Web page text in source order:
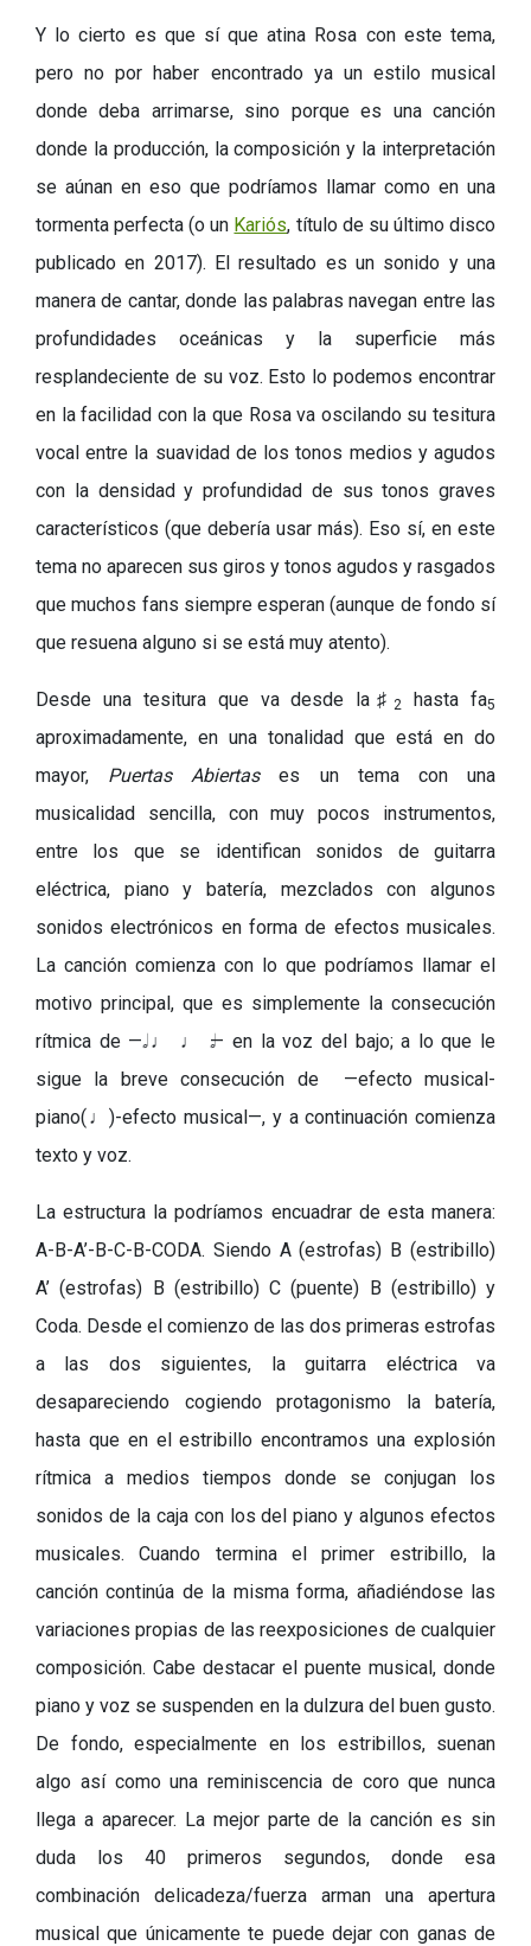
Y lo cierto es que sí que atina Rosa con este tema,
pero no por haber encontrado ya un estilo musical
donde deba arrimarse, sino porque es una canción
donde la producción, la composición y la interpretación
se aúnan en eso que podríamos llamar como en una
tormenta perfecta (o un Kariós, título de su último disco
publicado en 2017). El resultado es un sonido y una
manera de cantar, donde las palabras navegan entre las
profundidades oceánicas y la superficie más
resplandeciente de su voz. Esto lo podemos encontrar
en la facilidad con la que Rosa va oscilando su tesitura
vocal entre la suavidad de los tonos medios y agudos
con la densidad y profundidad de sus tonos graves
característicos (que debería usar más). Eso sí, en este
tema no aparecen sus giros y tonos agudos y rasgados
que muchos fans siempre esperan (aunque de fondo sí
que resuena alguno si se está muy atento).
Desde una tesitura que va desde la♯ 2 hasta fa5
aproximadamente, en una tonalidad que está en do
mayor, Puertas Abiertases un tema con una
musicalidad sencilla, con muy pocos instrumentos,
entre los que se identifican sonidos de guitarra
eléctrica, piano y batería, mezclados con algunos
sonidos electrónicos en forma de efectos musicales.
La canción comienza con lo que podríamos llamar el
motivo principal, que es simplemente la consecución
rítmica de — ♩ ♩ — en la voz del bajo; a lo que le
sigue la breve consecución de —efecto musical-
piano(♩)-efecto musical—, y a continuación comienza
texto y voz.
La estructura la podríamos encuadrar de esta manera:
A-B-A’-B-C-B-CODA. Siendo A (estrofas) B (estribillo)
A’ (estrofas) B (estribillo) C (puente) B (estribillo) y
Coda. Desde el comienzo de las dos primeras estrofas
a las dos siguientes, la guitarra eléctrica va
desapareciendo cogiendo protagonismo la batería,
hasta que en el estribillo encontramos una explosión
rítmica a medios tiempos donde se conjugan los
sonidos de la caja con los del piano y algunos efectos
musicales. Cuando termina el primer estribillo, la
canción continúa de la misma forma, añadiéndose las
variaciones propias de las reexposiciones de cualquier
composición. Cabe destacar el puente musical, donde
piano y voz se suspenden en la dulzura del buen gusto.
De fondo, especialmente en los estribillos, suenan
algo así como una reminiscencia de coro que nunca
llega a aparecer. La mejor parte de la canción es sin
duda los 40 primeros segundos, donde esa
combinación delicadeza/fuerza arman una apertura
musical que únicamente te puede dejar con ganas de